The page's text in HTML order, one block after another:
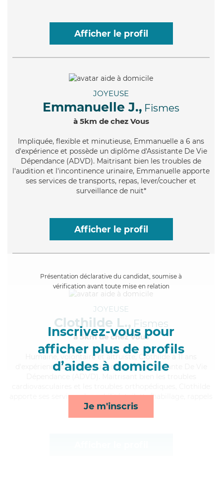
Afficher le profil
JOYEUSE
Emmanuelle J., Fismes
à 5km de chez Vous
Impliquée, flexible et minutieuse, Emmanuelle a 6 ans
d'expérience et possède un diplôme d'Assistante De Vie
Dépendance (ADVD). Maitrisant bien les troubles de
l'audition et l'incontinence urinaire, Emmanuelle apporte
ses services de transports, repas, lever/coucher et
surveillance de nuit*
Afficher le profil
Présentation déclarative du candidat, soumise à
vérification avant toute mise en relation
Inscrivez-vous pour
afficher plus de profils
d’aides à domicile
Je m'inscris
JOYEUSE
Clothilde L., Fismes
à 5km de chez Vous
, volontaire et altruiste, Clothilde a 11 ans
d'expérience et possède un diplôme d'Assistante De Vie
apporte ses services de mobilité, toilette/habillage, rappels
et repas*